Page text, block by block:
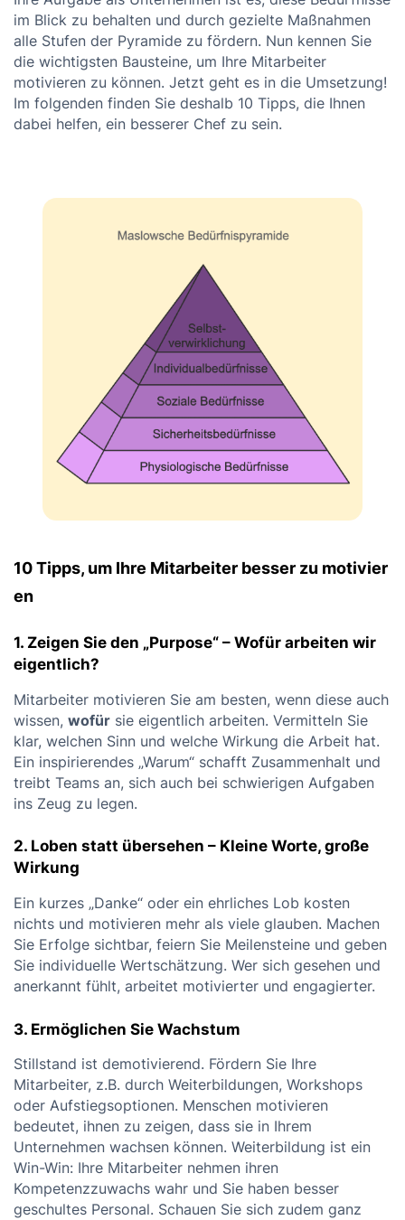
im Blick zu behalten und durch gezielte Maßnahmen
alle Stufen der Pyramide zu fördern. Nun kennen Sie
die wichtigsten Bausteine, um Ihre Mitarbeiter
motivieren zu können. Jetzt geht es in die Umsetzung!
Im folgenden finden Sie deshalb 10 Tipps, die Ihnen
dabei helfen, ein besserer Chef zu sein.
10 Tipps, um Ihre Mitarbeiter besser zu motivier
en
1. Zeigen Sie den „Purpose“ – Wofür arbeiten wir
eigentlich?
Mitarbeiter motivieren Sie am besten, wenn diese auch
wissen, wofür sie eigentlich arbeiten. Vermitteln Sie
klar, welchen Sinn und welche Wirkung die Arbeit hat.
Ein inspirierendes „Warum“ schafft Zusammenhalt und
treibt Teams an, sich auch bei schwierigen Aufgaben
ins Zeug zu legen.
2. Loben statt übersehen – Kleine Worte, große
Wirkung
Ein kurzes „Danke“ oder ein ehrliches Lob kosten
nichts und motivieren mehr als viele glauben. Machen
Sie Erfolge sichtbar, feiern Sie Meilensteine und geben
Sie individuelle Wertschätzung. Wer sich gesehen und
anerkannt fühlt, arbeitet motivierter und engagierter.
3. Ermöglichen Sie Wachstum
Stillstand ist demotivierend. Fördern Sie Ihre
Mitarbeiter, z.B. durch Weiterbildungen, Workshops
oder Aufstiegsoptionen. Menschen motivieren
bedeutet, ihnen zu zeigen, dass sie in Ihrem
Unternehmen wachsen können. Weiterbildung ist ein
Win-Win: Ihre Mitarbeiter nehmen ihren
Kompetenzzuwachs wahr und Sie haben besser
geschultes Personal. Schauen Sie sich zudem ganz